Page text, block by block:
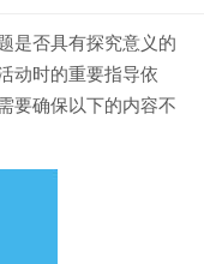
是否具有探究意义的
动时的重要指导依
要确保以下的内容不